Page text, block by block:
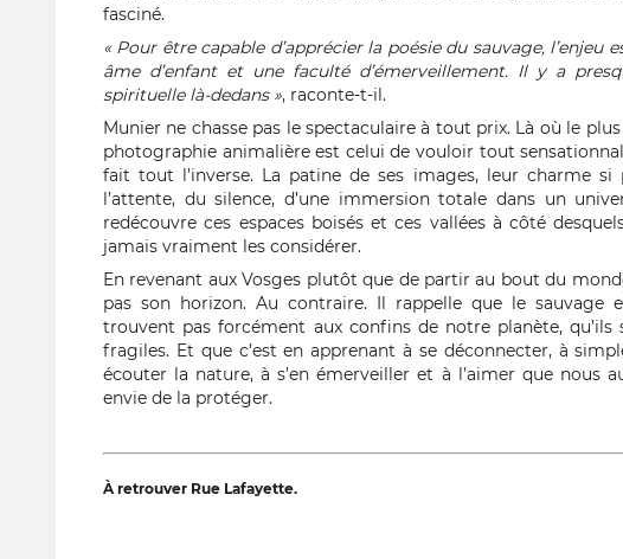
fasciné.
« Pour être capable d’apprécier la poésie du sauvage, l’enjeu
âme d’enfant et une faculté d’émerveillement. Il y a
spirituelle là-dedans », raconte-t-il.
Munier ne chasse pas le spectaculaire à tout prix. Là où le
photographie animalière est celui de vouloir tout
fait tout l’inverse. La patine de ses images, leur charme si
l’attente, du silence, d’une immersion totale dans un
redécouvre ces espaces boisés et ces vallées à côté
jamais vraiment les considérer.
En revenant aux Vosges plutôt que de partir au bout du
pas son horizon. Au contraire. Il rappelle que le sauvage
trouvent pas forcément aux confins de notre planète, qu’ils
fragiles. Et que c’est en apprenant à se déconnecter, à
écouter la nature, à s’en émerveiller et à l’aimer que nous
envie de la protéger.
À retrouver Rue Lafayette.